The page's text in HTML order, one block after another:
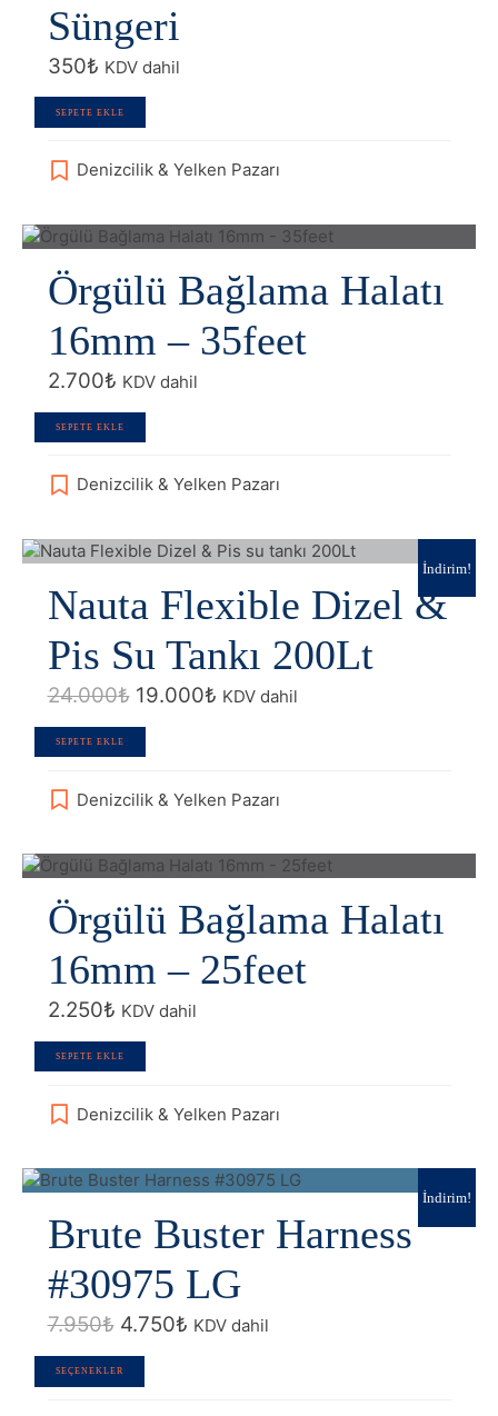
Süngeri
350₺ KDV dahil
SEPETE EKLE
Denizcilik & Yelken Pazarı
Örgülü Bağlama Halatı
16mm – 35feet
2.700₺ KDV dahil
SEPETE EKLE
Denizcilik & Yelken Pazarı
İndirim!
Nauta Flexible Dizel &
Pis Su Tankı 200Lt
24.000₺ Orijinal
24.000₺.
19.000₺Şu
KDV dahil
SEPETE EKLE
Denizcilik & Yelken Pazarı
Örgülü Bağlama Halatı
16mm – 25feet
2.250₺ KDV dahil
SEPETE EKLE
Denizcilik & Yelken Pazarı
İndirim!
Brute Buster Harness
#30975 LG
7.950₺ Orijinal
7.950₺.
4.750₺Şu
KDV dahil
SEÇENEKLER
ürünün